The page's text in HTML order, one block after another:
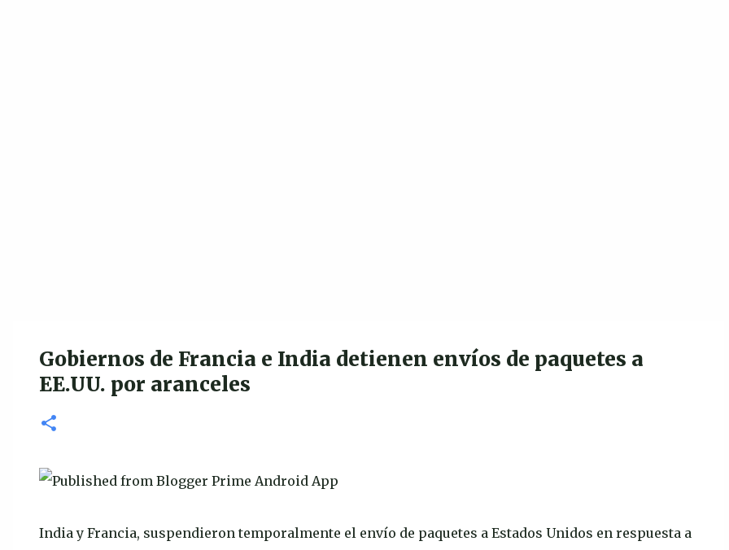
Gobiernos de Francia e India detienen envíos de paquetes a
EE.UU. por aranceles
India y Francia, suspendieron temporalmente el envío de paquetes a Estados Unidos en respuesta a